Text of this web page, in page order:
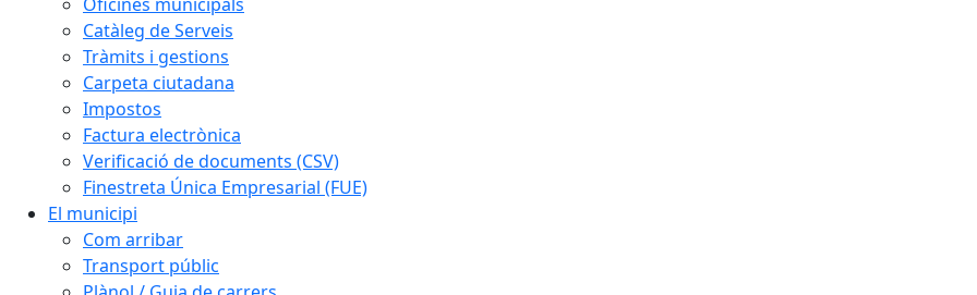
Catàleg de Serveis
Tràmits i gestions
Carpeta ciutadana
Impostos
Factura electrònica
Verificació de documents (CSV)
Finestreta Única Empresarial (FUE)
El municipi
Com arribar
Transport públic